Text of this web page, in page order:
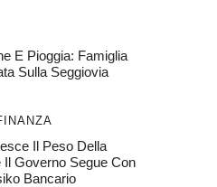
E Pioggia: Famiglia
Sulla Seggiovia
Il Peso Della
Il Governo Segue Con
Bancario